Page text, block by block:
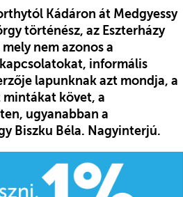
Kádáron át Medgyessy
történész, az Eszterházy
nem azonos a
informális
lapunknak azt mondja, a
mintákat követ, a
ugyanabban a
Biszku Béla. Nagyinterjú.